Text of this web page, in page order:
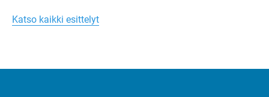
Turun
liepeillä
Katso kaikki esittelyt